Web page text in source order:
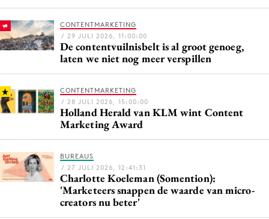
Menu
9 sept: GenAI-training
12 nov: MarketingLive!
Events
Opleidingen
Vacatures
CONTENTMARKETING
/ 29 JULI 2026, 11:00:00
De contentvuilnisbelt is al groot genoeg,
laten we niet nog meer verspillen
CONTENTMARKETING
/ 28 JULI 2026, 15:00:00
Holland Herald van KLM wint Content
Marketing Award
BUREAUS
/ 27 JULI 2026, 12:41:31
Charlotte Koeleman (Somention):
'Marketeers snappen de waarde van micro-
creators nu beter'